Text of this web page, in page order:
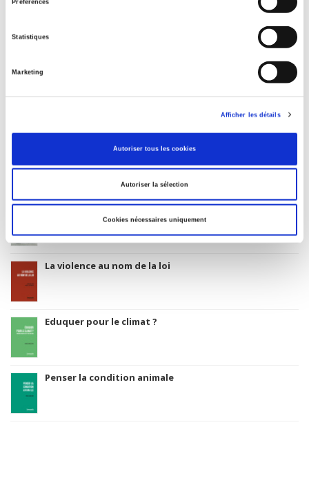
Préférences
Statistiques
Marketing
Afficher les détails
Autoriser tous les cookies
Autoriser la sélection
Cookies nécessaires uniquement
01 juillet 2001
Classification thématique Thema: Politique et gouvernement
Salariés en justice
Rome, promenades sociologiques
La violence au nom de la loi
Eduquer pour le climat ?
Penser la condition animale